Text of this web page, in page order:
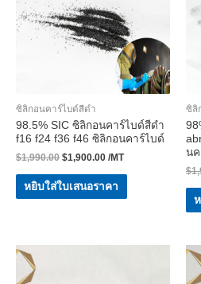
ซิลิกอนคาร์ไบด์สีดำ
98.5% SIC ซิลิกอนคาร์ไบด์สีดำ
f16 f24 f36 f46 ซิลิกอนคาร์ไบด์
$1,990.00 $1,900.00 /MT
หยิบใส่ใบเสนอราคา
ซิลิ
นค
$